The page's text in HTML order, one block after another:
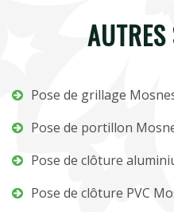
Pose de grillage
Pose de portillon
Pose de clôture
Pose de clôture PVC